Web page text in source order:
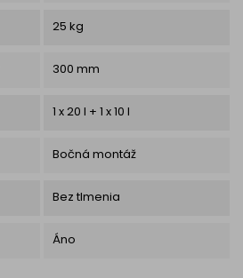
25 kg
300 mm
1 x 20 l + 1 x 10 l
Bočná montáž
Bez tlmenia
Áno